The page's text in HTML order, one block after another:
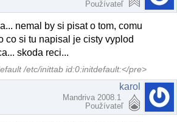
Používateľ
nemal by si pisat o tom, comu
co si tu napisal je cisty vyplod
skoda reci...
/etc/inittab id:0:initdefault:</pre>
karol
Mandriva 2008.1
Používateľ